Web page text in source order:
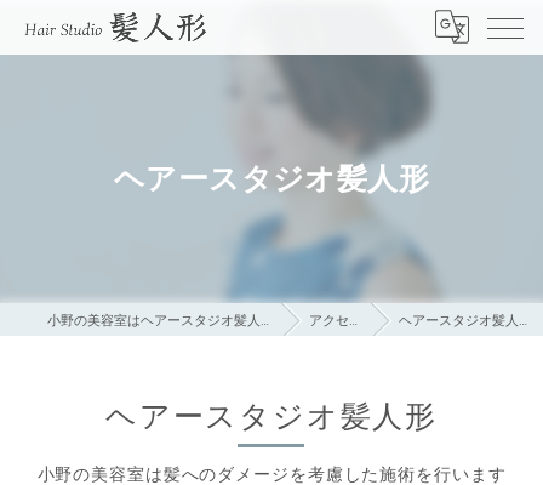
ヘアースタジオ髪人形
小野の美容室はヘアースタジオ髪人形 アクセス ヘアースタジオ髪人形
小野の美容室は髪へのダメージを考慮した施術を行います
ヘアースタジオ髪人形